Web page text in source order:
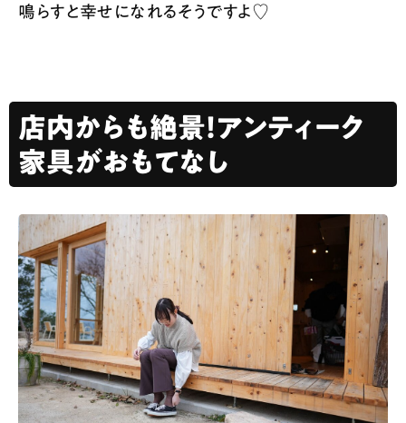
鳴らすと幸せになれるそうですよ♡
店内からも絶景！アンティーク
家具がおもてなし